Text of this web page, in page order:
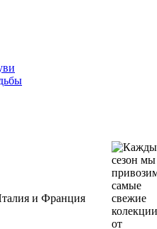
и Франция